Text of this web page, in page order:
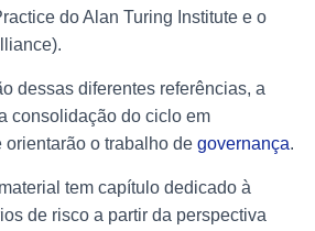
do Alan Turing Institute e o
dessas diferentes referências, a
consolidação do ciclo em
orientarão o trabalho de governança.
tem capítulo dedicado à
de risco a partir da perspectiva